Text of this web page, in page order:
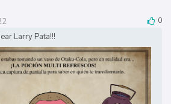
0
Larry Pata!!!